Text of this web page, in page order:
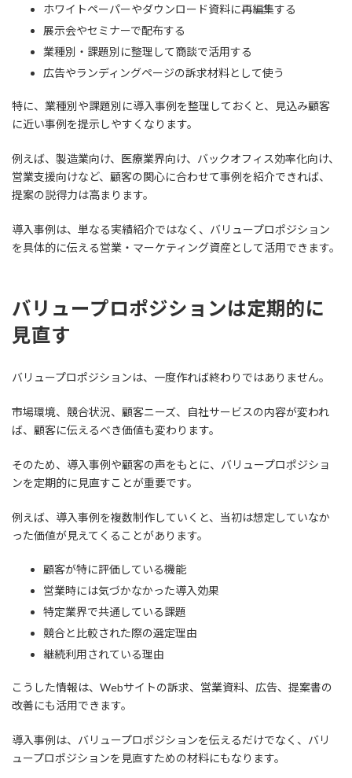
ホワイトペーパーやダウンロード資料に再編集する
展示会やセミナーで配布する
業種別・課題別に整理して商談で活用する
広告やランディングページの訴求材料として使う
特に、業種別や課題別に導入事例を整理しておくと、見込み顧客
に近い事例を提示しやすくなります。
例えば、製造業向け、医療業界向け、バックオフィス効率化向け、
営業支援向けなど、顧客の関心に合わせて事例を紹介できれば、
提案の説得力は高まります。
導入事例は、単なる実績紹介ではなく、バリュープロポジション
を具体的に伝える営業・マーケティング資産として活用できます。
バリュープロポジションは定期的に
見直す
バリュープロポジションは、一度作れば終わりではありません。
市場環境、競合状況、顧客ニーズ、自社サービスの内容が変われ
ば、顧客に伝えるべき価値も変わります。
そのため、導入事例や顧客の声をもとに、バリュープロポジショ
ンを定期的に見直すことが重要です。
例えば、導入事例を複数制作していくと、当初は想定していなか
った価値が見えてくることがあります。
顧客が特に評価している機能
営業時には気づかなかった導入効果
特定業界で共通している課題
競合と比較された際の選定理由
継続利用されている理由
こうした情報は、Webサイトの訴求、営業資料、広告、提案書の
改善にも活用できます。
導入事例は、バリュープロポジションを伝えるだけでなく、バリ
ュープロポジションを見直すための材料にもなります。